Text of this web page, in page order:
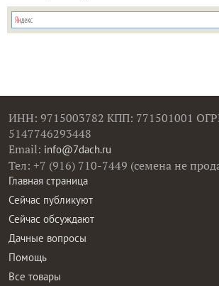
ИНН: 9715003782 КПП: 771501001
5147746293448
Email: info@7dach.ru
Тел: +7 (916) 710-7449 (семена не
Главная страница
Сейчас публикуют
Сейчас обсуждают
Дачные вопросы
Помощь
Все товары